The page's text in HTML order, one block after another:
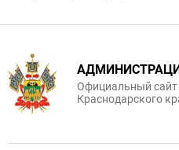
Официальный сайт
Краснодарского